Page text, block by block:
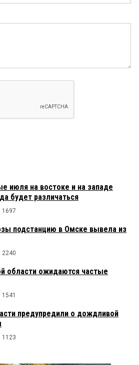
июля на востоке и на западе
будет различаться
1697
подстанцию в Омске вывела из
2240
области ожидаются частые
1541
предупредили о дождливой
1123